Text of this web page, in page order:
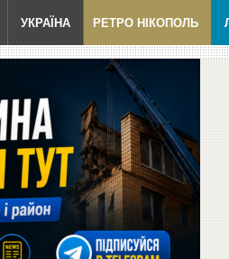
УКРАЇНА РЕТРО НІКОПОЛЬ